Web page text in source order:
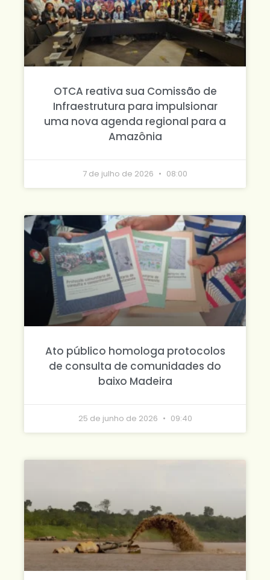
OTCA reativa sua Comissão de
Infraestrutura para impulsionar
uma nova agenda regional para a
Amazônia
7 de julho de 2026 08:00
Ato público homologa protocolos
de consulta de comunidades do
baixo Madeira
25 de junho de 2026 09:40